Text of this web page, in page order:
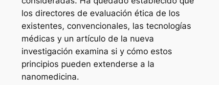
los directores de evaluación ética de los
existentes, convencionales, las tecnologías
médicas y un artículo de la nueva
investigación examina si y cómo estos
principios pueden extenderse a la
nanomedicina.